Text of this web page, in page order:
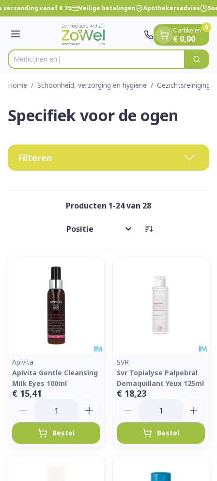
Ga naar de inhoud
1 van 1vanaf € 75 Veilige betalingen Apothekersadvies
Menu
Product, merk, categorie... Zoek
0 artikelen
€ 0,00
0
Home / Schoonheid, verzorging en hygiëne / Gezichtsreiniging
Specifiek voor de ogen
Filteren
Producten 1-24van 28
Sorteer op:
Apivita
Apivita Gentle Cleansing
Milk Eyes 100ml
€ 15,41
Bestel
SVR
Svr Topialyse Palpebral
Demaquillant Yeux 125ml
€ 18,23
Bestel